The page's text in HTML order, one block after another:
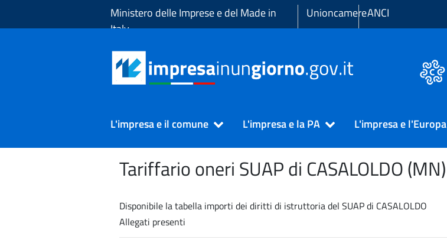
Ministero delle Imprese e del Made in
Italy
UnioncamereANCI
L'impresa e il comune L'impresa e la PA L'impresa e l'Europa
Tariffario oneri SUAP di CASALOLDO (MN)
Disponibile la tabella importi dei diritti di istruttoria del SUAP di CASALOLDO
Allegati presenti